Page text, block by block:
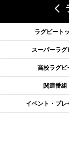
2026年6月18日(木)更新
滑川剛人レフリー、
2026年6月11日(木)更新
神戸、リーグワン初
2026年6月4日(木)更新
“泣き虫先生”こと山
ラグビート
スーパーラグ
高校ラグビ
関連番組
イベント・プレ